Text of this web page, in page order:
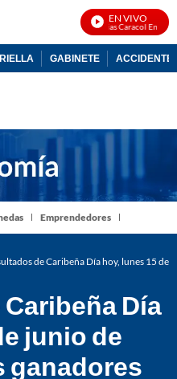
EN VIVO
Noticias Caracol En Vivo
GABINETE ACCIDENTE
Emprendedores
de Caribeña Día hoy, lunes 15
Día
junio de
ganadores